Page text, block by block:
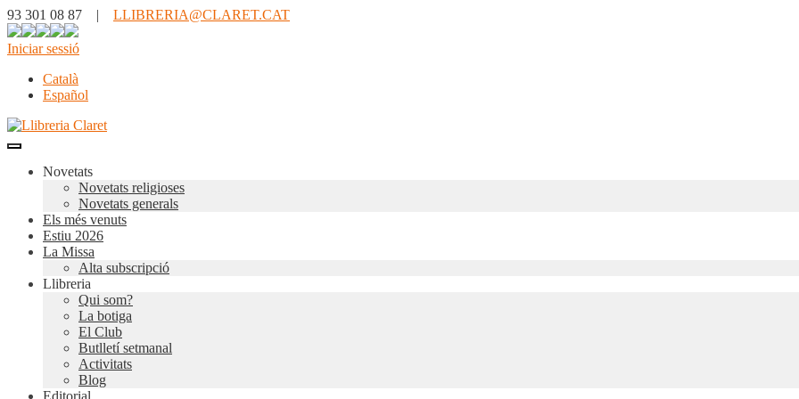
93 301 08 87 | LLIBRERIA@CLARET.CAT
Iniciar sessió
Català
Español
Novetats
Novetats religioses
Novetats generals
Els més venuts
Estiu 2026
La Missa
Alta subscripció
Llibreria
Qui som?
La botiga
El Club
Butlletí setmanal
Activitats
Blog
Editorial